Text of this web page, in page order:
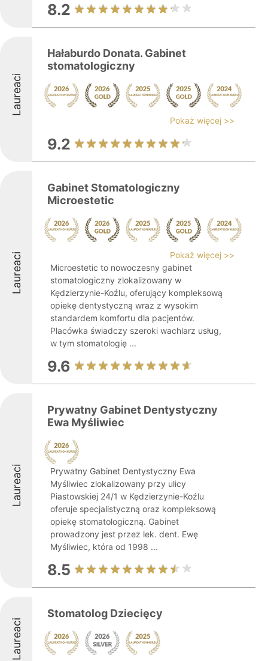
8.2
Laureaci
Hałaburdo Donata. Gabinet
stomatologiczny
Pokaż więcej >>
9.2
Laureaci
Gabinet Stomatologiczny
Microestetic
Pokaż więcej >>
Microestetic to nowoczesny gabinet
stomatologiczny zlokalizowany w
Kędzierzynie-Koźlu, oferujący kompleksową
opiekę dentystyczną wraz z wysokim
standardem komfortu dla pacjentów.
Placówka świadczy szeroki wachlarz usług,
w tym stomatologię ...
9.6
Laureaci
Prywatny Gabinet Dentystyczny
Ewa Myśliwiec
Prywatny Gabinet Dentystyczny Ewa
Myśliwiec zlokalizowany przy ulicy
Piastowskiej 24/1 w Kędzierzynie-Koźlu
oferuje specjalistyczną oraz kompleksową
opiekę stomatologiczną. Gabinet
prowadzony jest przez lek. dent. Ewę
Myśliwiec, która od 1998 ...
8.5
Laureaci
Stomatolog Dziecięcy